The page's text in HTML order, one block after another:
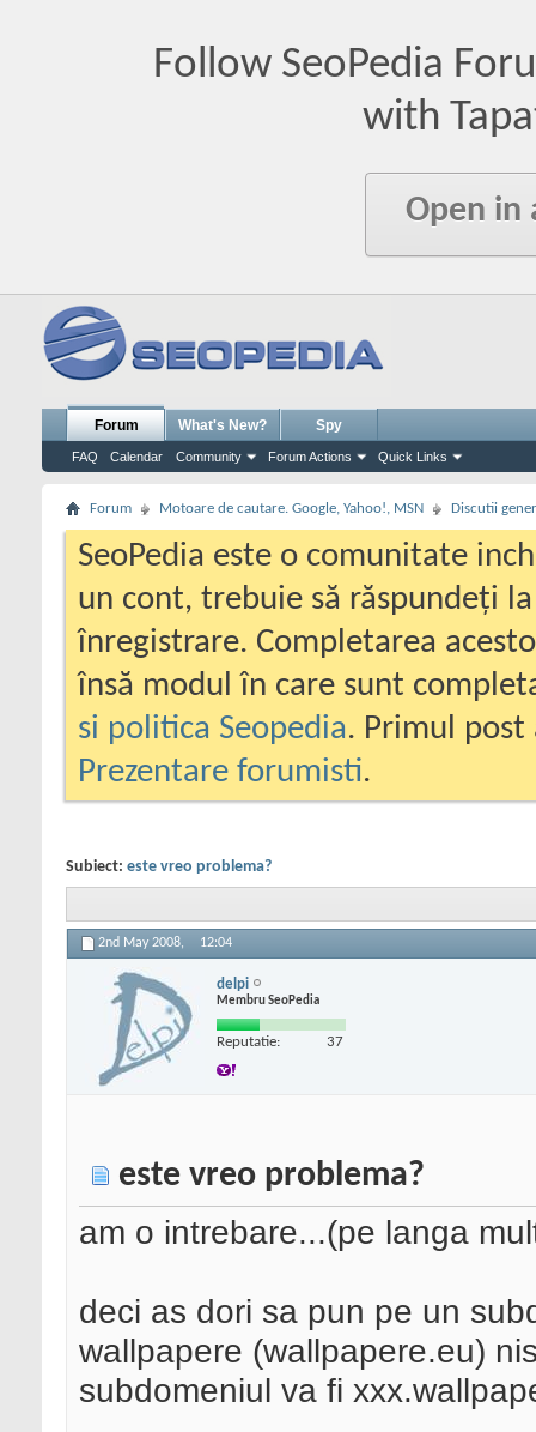
Follow SeoPedia
with
Open in
Forum
FAQ Calendar Community Forum Actions Quick Links
What's New? Spy
Forum Motoare de cautare. Google, Yahoo!, MSN Discutii
SeoPedia este o comunitate
un cont, trebuie să răspundeți
înregistrare. Completarea
însă modul în care sunt
si politica Seopedia. Primul
Prezentare forumisti.
Subiect: este vreo problema?
2nd May 2008, 12:04
delpi
Membru SeoPedia
Reputatie: 37
este vreo problema?
am o intrebare...(pe langa
deci as dori sa pun pe un
wallpapere (wallpapere.eu)
subdomeniul va fi